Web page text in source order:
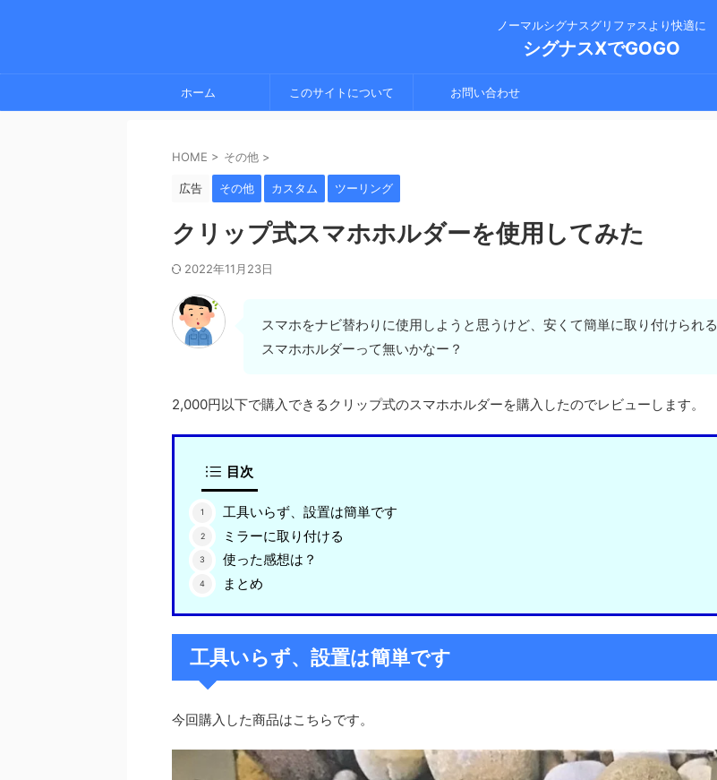
ノーマルシグナスグリファスより快適に
シグナスXでGOGO
ホーム このサイトについて お問い合わせ
HOME > その他 >
広告 その他 カスタム ツーリング
クリップ式スマホホルダーを使用してみた
2022年11月23日
スマホをナビ替わりに使用しようと思うけど、安くて簡単に取り付けられる
スマホホルダーって無いかなー？
2,000円以下で購入できるクリップ式のスマホホルダーを購入したのでレビューします。
目次
工具いらず、設置は簡単です
ミラーに取り付ける
使った感想は？
まとめ
工具いらず、設置は簡単です
今回購入した商品はこちらです。